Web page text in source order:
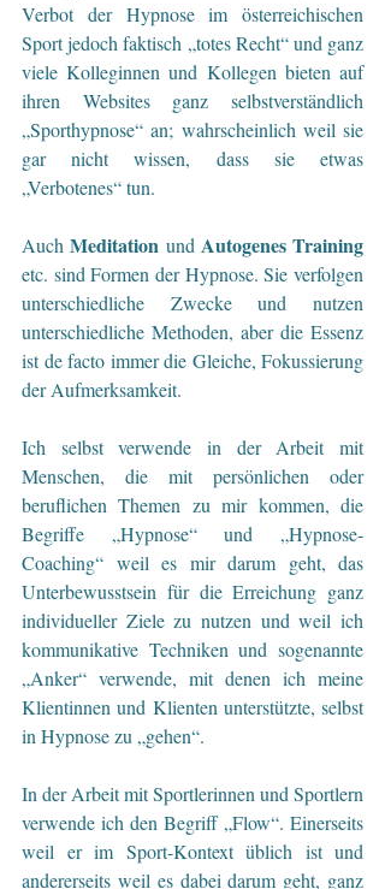
Verbot der Hypnose im österreichischen
Sport jedoch faktisch „totes Recht“ und ganz
viele Kolleginnen und Kollegen bieten auf
ihren Websites ganz selbstverständlich
„Sporthypnose“ an; wahrscheinlich weil sie
gar nicht wissen, dass sie etwas
„Verbotenes“ tun.
Auch Meditation und Autogenes Training
etc. sind Formen der Hypnose. Sie verfolgen
unterschiedliche Zwecke und nutzen
unterschiedliche Methoden, aber die Essenz
ist de facto immer die Gleiche, Fokussierung
der Aufmerksamkeit.
Ich selbst verwende in der Arbeit mit
Menschen, die mit persönlichen oder
beruflichen Themen zu mir kommen, die
Begriffe „Hypnose“ und „Hypnose-
Coaching“ weil es mir darum geht, das
Unterbewusstsein für die Erreichung ganz
individueller Ziele zu nutzen und weil ich
kommunikative Techniken und sogenannte
„Anker“ verwende, mit denen ich meine
Klientinnen und Klienten unterstützte, selbst
in Hypnose zu „gehen“.
In der Arbeit mit Sportlerinnen und Sportlern
verwende ich den Begriff „Flow“. Einerseits
weil er im Sport-Kontext üblich ist und
andererseits weil es dabei darum geht, ganz